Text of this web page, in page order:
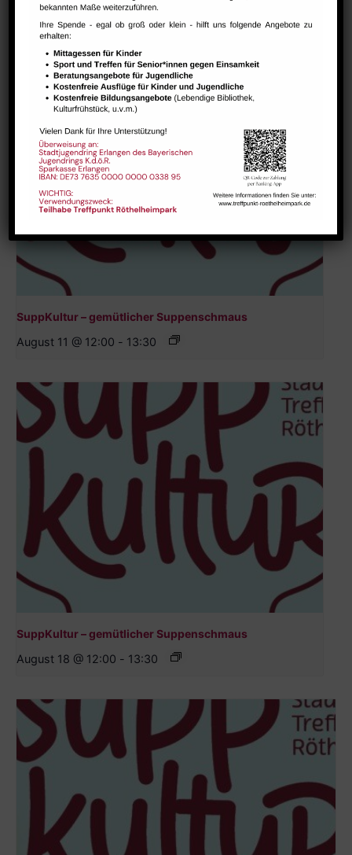
Ähnliche Veranstaltungen
SuppKultur – gemütlicher Suppenschmaus
August 11 @ 12:00 - 13:30
SuppKultur – gemütlicher Suppenschmaus
August 18 @ 12:00 - 13:30